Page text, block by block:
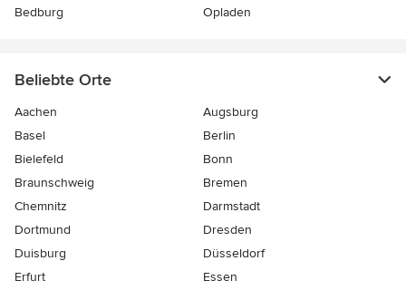
Bedburg
Opladen
Beliebte Orte
Aachen
Augsburg
Basel
Berlin
Bielefeld
Bonn
Braunschweig
Bremen
Chemnitz
Darmstadt
Dortmund
Dresden
Duisburg
Düsseldorf
Erfurt
Essen